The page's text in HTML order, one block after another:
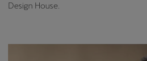
Design House.